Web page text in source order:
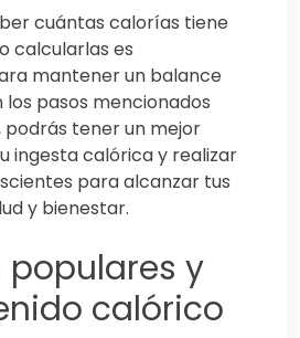
cuántas calorías tiene
calcularlas es
mantener un balance
los pasos mencionados
tener un mejor
ingesta calórica y realizar
para alcanzar tus
y bienestar.
y
calórico